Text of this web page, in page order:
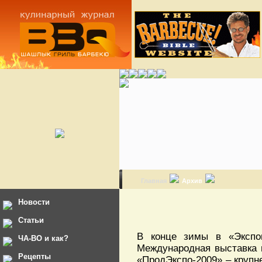
Главная Архив
Новости
Статьи
ЧА-ВО и как?
Рецепты
В конце зимы в
Международная выставка